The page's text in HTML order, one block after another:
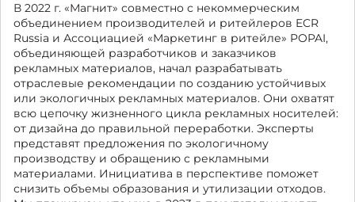
В 2022 г. «Магнит» совместно с некоммерческим
объединением производителей и ритейлеров ECR
Russia и Ассоциацией «Маркетинг в ритейле» POPAI,
объединяющей разработчиков и заказчиков
рекламных материалов, начал разрабатывать
отраслевые рекомендации по созданию устойчивых
или экологичных рекламных материалов. Они охватят
всю цепочку жизненного цикла рекламных носителей:
от дизайна до правильной переработки. Эксперты
представят предложения по экологичному
производству и обращению с рекламными
материалами. Инициатива в перспективе поможет
снизить объемы образования и утилизации отходов.